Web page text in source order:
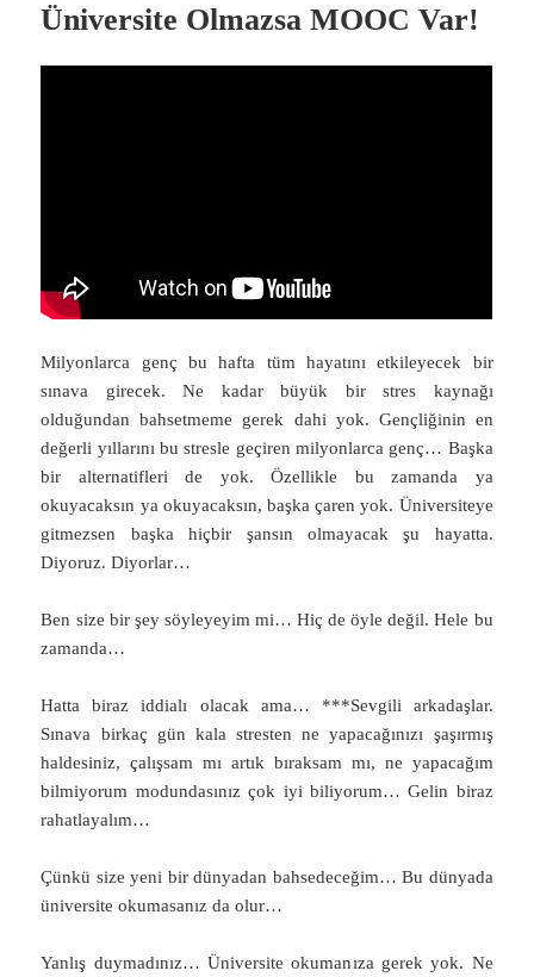
Üniversite Olmazsa MOOC Var!
Milyonlarca genç bu hafta tüm hayatını etkileyecek bir
sınava girecek. Ne kadar büyük bir stres kaynağı
olduğundan bahsetmeme gerek dahi yok. Gençliğinin en
değerli yıllarını bu stresle geçiren milyonlarca genç… Başka
bir alternatifleri de yok. Özellikle bu zamanda ya
okuyacaksın ya okuyacaksın, başka çaren yok. Üniversiteye
gitmezsen başka hiçbir şansın olmayacak şu hayatta.
Diyoruz. Diyorlar…
Ben size bir şey söyleyeyim mi… Hiç de öyle değil. Hele bu
zamanda…
Hatta biraz iddialı olacak ama… ***Sevgili arkadaşlar.
Sınava birkaç gün kala stresten ne yapacağınızı şaşırmış
haldesiniz, çalışsam mı artık bıraksam mı, ne yapacağım
bilmiyorum modundasınız çok iyi biliyorum… Gelin biraz
rahatlayalım…
Çünkü size yeni bir dünyadan bahsedeceğim… Bu dünyada
üniversite okumasanız da olur…
Yanlış duymadınız… Üniversite okumanıza gerek yok. Ne